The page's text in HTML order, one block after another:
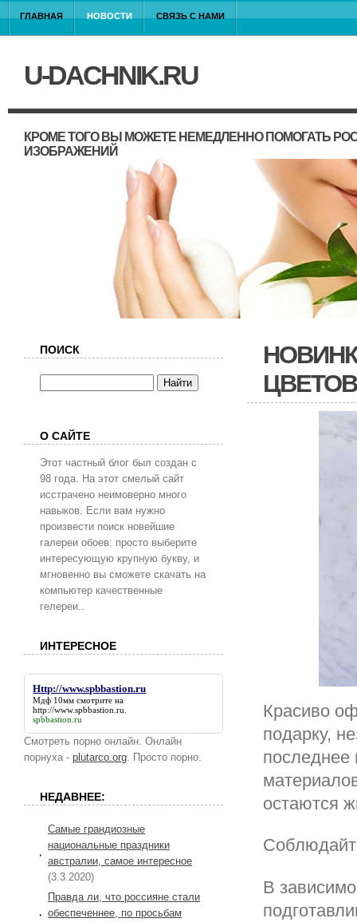
ГЛАВНАЯ НОВОСТИ СВЯЗЬ С НАМИ
U-DACHNIK.RU
КРОМЕ ТОГО ВЫ МОЖЕТЕ НЕМЕДЛЕННО ПОМОГАТЬ
ИЗОБРАЖЕНИЙ
Красиво
подарку,
последнее
остаются
В
ПОИСК
О САЙТЕ
Этот частный блог был создан с
98 года. На этот смелый сайт
исстрачено неимоверно много
навыков. Если вам нужно
произвести поиск новейшие
галереи обоев: просто выберите
интересующую крупную букву, и
мгновенно вы сможете скачать на
компьютер качественные
гелереи..
ИНТЕРЕСНОЕ
Http://www.spbbastion.ru
Мдф 10мм смотрите на
http://www.spbbastion.ru
spbbastion.ru
Смотреть порно онлайн. Онлайн
порнуха - plutarco.org . Просто порно.
НЕДАВНЕЕ:
Самые грандиозные
национальные праздники
австралии, самое интересное
(3.3.2020)
Правда ли, что россияне стали
обеспеченнее, по просьбам